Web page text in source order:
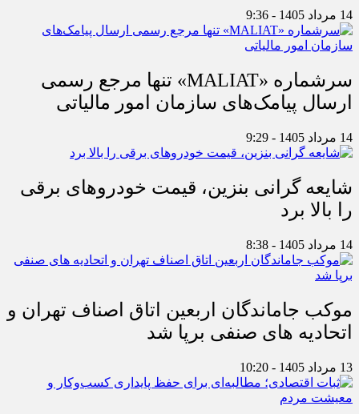
14 مرداد 1405 - 9:36
سرشماره «MALIAT» تنها مرجع رسمی
ارسال پیامک‌های سازمان امور مالیاتی
14 مرداد 1405 - 9:29
شایعه گرانی بنزین، قیمت خودروهای برقی
را بالا برد
14 مرداد 1405 - 8:38
موکب جاماندگان اربعین اتاق اصناف تهران و
اتحادیه های صنفی برپا شد
13 مرداد 1405 - 10:20